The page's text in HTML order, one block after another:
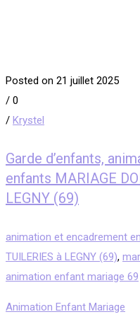
Posted on 21 juillet 2025
/ 0
/ Krystel
Garde d’enfants,
enfants MARIAGE
LEGNY (69)
animation et encadrement
TUILERIES à LEGNY (69),
animation enfant mariage 69
Animation Enfant Mariage